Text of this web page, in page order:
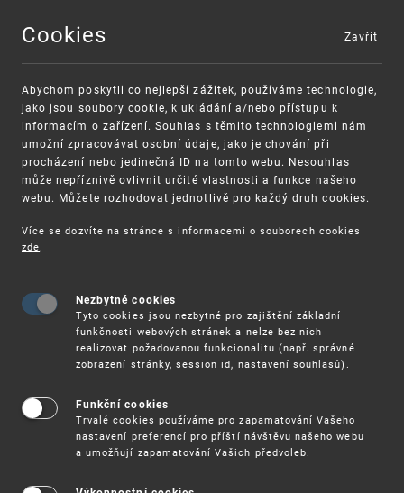
MENU
VAROVÁNÍ
Finanční podpora
Vynálezy / Patenty
Cookies
Abychom poskytli co nejlepší zážitek, používáme technologie,
jako jsou soubory cookie, k ukládání a/nebo přístupu k
informacím o zařízení. Souhlas s těmito technologiemi nám
umožní zpracovávat osobní údaje, jako je chování při
procházení nebo jedinečná ID na tomto webu. Nesouhlas
může nepříznivě ovlivnit určité vlastnosti a funkce našeho
webu. Můžete rozhodovat jednotlivě pro každý druh cookies.
Více se dozvíte na stránce s informacemi o souborech cookies
zde.
Nezbytné cookies
Tyto cookies jsou nezbytné pro zajištění základní
funkčnosti webových stránek a nelze bez nich
realizovat požadovanou funkcionalitu (např. správné
zobrazení stránky, session id, nastavení souhlasů).
Funkční cookies
Trvalé cookies používáme pro zapamatování Vašeho
nastavení preferencí pro příští návštěvu našeho webu
a umožňují zapamatování Vašich předvoleb.
Zavřít